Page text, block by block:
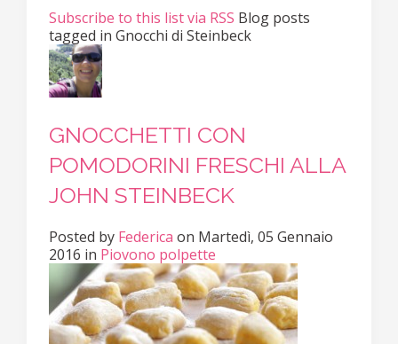
Subscribe to this list via RSS Blog posts
tagged in Gnocchi di Steinbeck
GNOCCHETTI CON
POMODORINI FRESCHI ALLA
JOHN STEINBECK
Posted by Federica on Martedì, 05 Gennaio
2016 in Piovono polpette